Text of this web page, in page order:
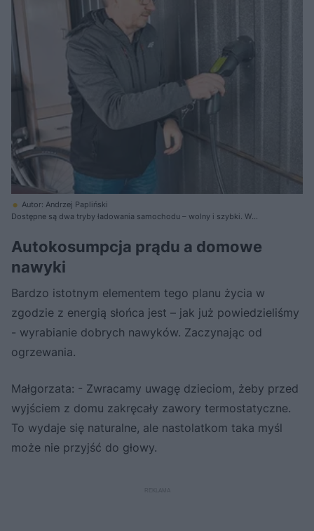
Autor: Andrzej Papliński
Dostępne są dwa tryby ładowania samochodu – wolny i szybki. W
Autokosumpcja prądu a domowe
nawyki
Bardzo istotnym elementem tego planu życia w
zgodzie z energią słońca jest – jak już powiedzieliśmy
- wyrabianie dobrych nawyków. Zaczynając od
ogrzewania.
Małgorzata: - Zwracamy uwagę dzieciom, żeby przed
wyjściem z domu zakręcały zawory termostatyczne.
To wydaje się naturalne, ale nastolatkom taka myśl
może nie przyjść do głowy.